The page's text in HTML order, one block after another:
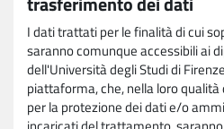
I dati trattati per le finalità di cui
saranno comunque accessibili ai
dell'Università degli Studi di
piattaforma, che, nella loro
per la protezione dei dati e/o